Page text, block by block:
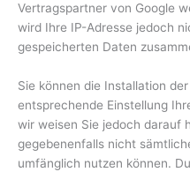
Vertragspartner von Google
wird Ihre IP-Adresse jedoch
gespeicherten Daten
Sie können die Installation
entsprechende Einstellung
wir weisen Sie jedoch darauf
gegebenenfalls nicht
umfänglich nutzen können.